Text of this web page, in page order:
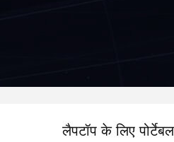
लैपटॉप के लिए